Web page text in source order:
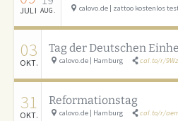
JULI AUG. calovo.de | zattoo kostenlos
03
OKT.
Tag der Deutschen
calovo.de | Hamburg cal.to/r/
31
OKT.
Reformationstag
calovo.de | Hamburg cal.to/r/